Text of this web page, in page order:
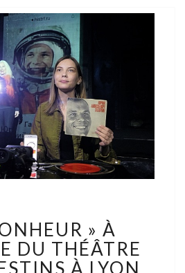
» À
DU THÉÂTRE
À LYON